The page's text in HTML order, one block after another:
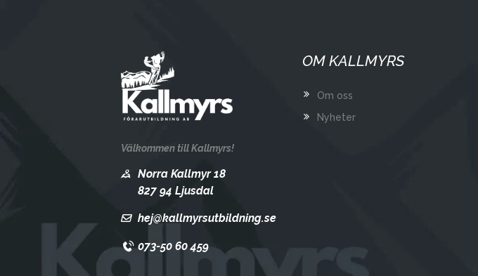
Välkommen till Kallmyrs!
Norra Kallmyr 18
827 94 Ljusdal
hej@kallmyrsutbildning.se
073-50 60 459
OM KALLMYRS
Om oss
Nyheter